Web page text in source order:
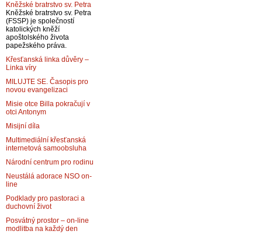
Kněžské bratrstvo sv. Petra
Kněžské bratrstvo sv. Petra
(FSSP) je společností
katolických kněží
apoštolského života
papežského práva.
Křesťanská linka důvěry –
Linka víry
MILUJTE SE. Časopis pro
novou evangelizaci
Misie otce Billa pokračují v
otci Antonym
Misijní díla
Multimediální křesťanská
internetová samoobsluha
Národní centrum pro rodinu
Neustálá adorace NSO on-
line
Podklady pro pastoraci a
duchovní život
Posvátný prostor – on-line
modlitba na každý den